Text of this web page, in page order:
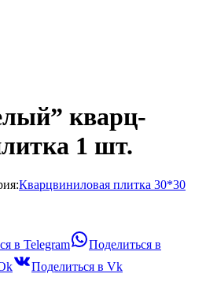
кварц-
1 шт.
Кварцвиниловая плитка 30*30
в Telegram
Поделиться в
Поделиться в Vk